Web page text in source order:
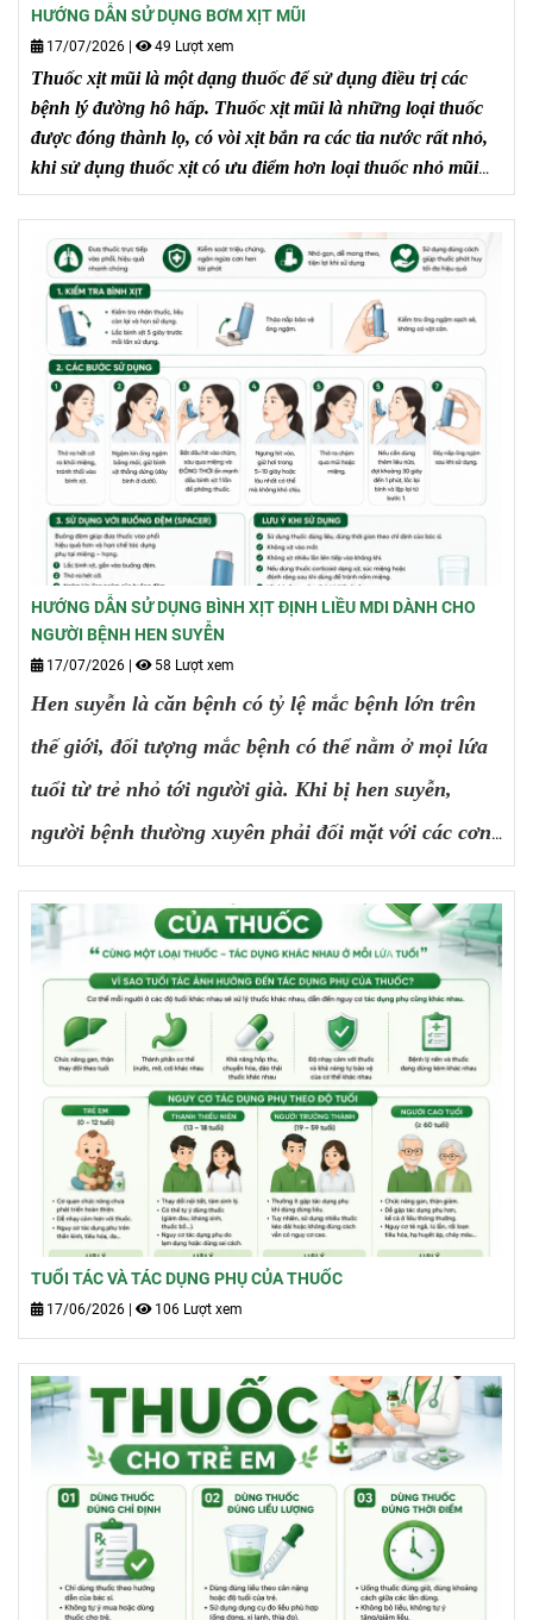
HƯỚNG DẪN SỬ DỤNG BƠM XỊT MŨI
17/07/2026 49 Lượt xem
Thuốc xịt mũilà một dạng thuốc để sử dụng điều trị các
bệnh lý đường hô hấp. Thuốc xịt mũi là những loại thuốc
được đóng thành lọ, có vòi xịt bắn ra các tia nước rất nhỏ,
khi sử dụng thuốc xịt có ưu điểm hơn loại thuốc nhỏ mũi
như dễ sử dụng và thuốc được phân chia nhỏ như các hạt
nước li ti dễ xâm nhập vào khoang mũi, niêm mạc mũi
xoang, nên thuốc có tác dụng nhanh và kéo dài.
HƯỚNG DẪN SỬ DỤNG BÌNH XỊT ĐỊNH LIỀU MDI DÀNH CHO
NGƯỜI BỆNH HEN SUYỄN
17/07/2026 58 Lượt xem
Hen suyễn là căn bệnh có tỷ lệ mắc bệnh lớn trên
thế giới, đối tượng mắc bệnh có thể nằm ở mọi lứa
tuổi từ trẻ nhỏ tới người già. Khi bị hen suyễn,
người bệnh thường xuyên phải đối mặt với các cơn
khỏe thậm chí gây đột quỵ.
TUỔI TÁC VÀ TÁC DỤNG PHỤ CỦA THUỐC
17/06/2026 106 Lượt xem